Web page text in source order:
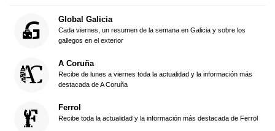
Global Galicia
Cada viernes, un resumen de la semana en Galicia y sobre los
gallegos en el exterior
A Coruña
Recibe de lunes a viernes toda la actualidad y la información más
destacada de A Coruña
Ferrol
Recibe toda la actualidad y la información más destacada de Ferrol